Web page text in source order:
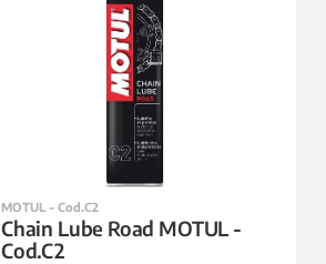
MOTUL - Cod.C2
Chain Lube Road MOTUL -
Cod.C2